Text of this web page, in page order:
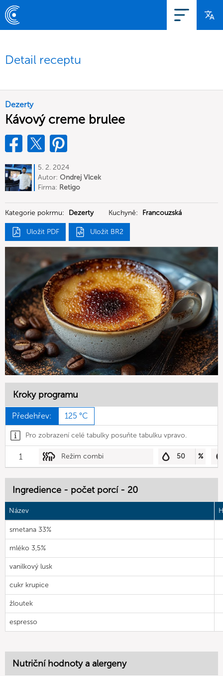
Detail receptu
Dezerty
Kávový creme brulee
5. 2. 2024
Autor: Ondrej Vlcek
Firma: Retigo
Kategorie pokrmu: Dezerty Kuchyně: Francouzská
Uložit PDF Uložit BR2
Kroky programu
Předehřev: 125 °C
Pro zobrazení celé tabulky posuňte tabulku vpravo.
1 Režim combi 50 %
Ingredience - počet porcí - 20
Název
smetana 33%
mléko 3,5%
vanilkový lusk
cukr krupice
žloutek
espresso
Nutriční hodnoty a alergeny